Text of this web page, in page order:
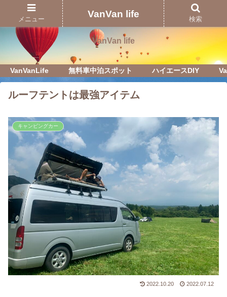
Just another WordPress site
VanVan life
VanVanLife 無料車中泊スポット ハイエースDIY
ルーフテントは最強アイテム
キャンピングカー
2022.10.20 2022.07.12
メニュー VanVan life 検索